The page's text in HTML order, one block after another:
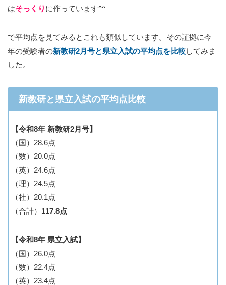
はそっくり に作っています^^
で平均点を見てみるとこれも類似しています。その証拠に今
年の受験者の新教研2月号と県立入試の平均点を比較してみま
した。
新教研と県立入試の平均点比較
【令和8年 新教研2月号】
（国）28.6点
（数）20.0点
（英）24.6点
（理）24.5点
（社）20.1点
（合計） 117.8点
【令和8年 県立入試】
（国）26.0点
（数）22.4点
（英）23.4点